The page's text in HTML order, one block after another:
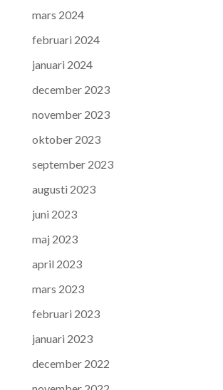
mars 2024
februari 2024
januari 2024
december 2023
november 2023
oktober 2023
september 2023
augusti 2023
juni 2023
maj 2023
april 2023
mars 2023
februari 2023
januari 2023
december 2022